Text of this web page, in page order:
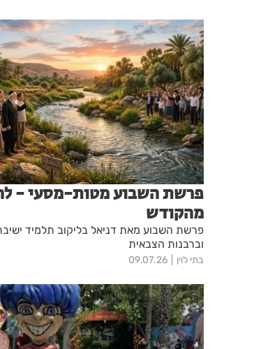
פרשת השבוע מטות-מסעי -
מהקודש
פרשת השבוע מאת דניאל בליקוב תלמיד
וברבנות הצבאית
בתי לוין 09.07.26